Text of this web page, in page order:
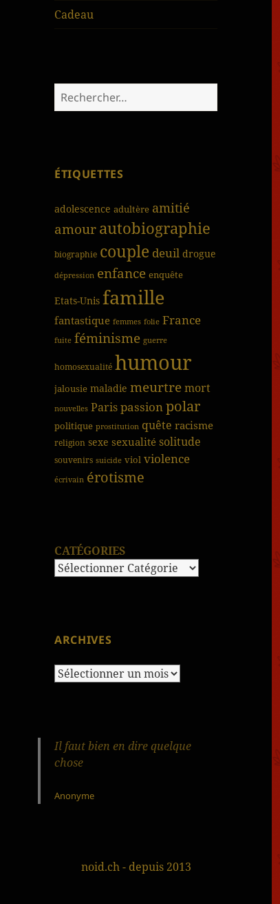
Cadeau
Rechercher :
ÉTIQUETTES
adolescence adultère amitié
amourautobiographie
biographie couple deuil drogue
dépression enfance enquête
Etats-Unis famille
fantastique femmes folie France
fuite féminisme guerre
homosexualité humour
jalousie maladie meurtremort
nouvelles Parispassionpolar
politique prostitution quête racisme
religion sexe sexualité solitude
souvenirs suicide viol violence
écrivain érotisme
CATÉGORIES
ARCHIVES
Archives
Il faut bien en dire quelque
chose
Anonyme
noid.ch - depuis 2013